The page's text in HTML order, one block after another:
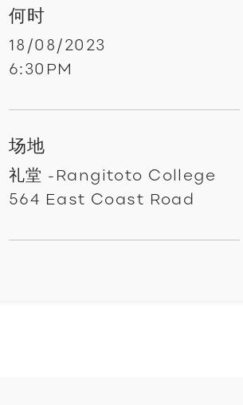
何时
18/08/2023
6:30PM
场地
礼堂 -Rangitoto College
564 East Coast Road